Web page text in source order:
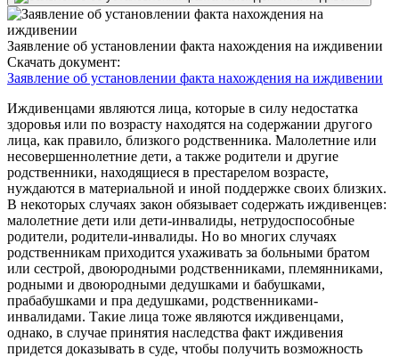
Заявление об установлении факта нахождения на иждивении
Скачать документ:
Заявление об установлении факта нахождения на иждивении
Иждивенцами являются лица, которые в силу недостатка
здоровья или по возрасту находятся на содержании другого
лица, как правило, близкого родственника. Малолетние или
несовершеннолетние дети, а также родители и другие
родственники, находящиеся в престарелом возрасте,
нуждаются в материальной и иной поддержке своих близких.
В некоторых случаях закон обязывает содержать иждивенцев:
малолетние дети или дети-инвалиды, нетрудоспособные
родители, родители-инвалиды. Но во многих случаях
родственникам приходится ухаживать за больными братом
или сестрой, двоюродными родственниками, племянниками,
родными и двоюродными дедушками и бабушками,
прабабушками и пра дедушками, родственниками-
инвалидами. Такие лица тоже являются иждивенцами,
однако, в случае принятия наследства факт иждивения
придется доказывать в суде, чтобы получить возможность